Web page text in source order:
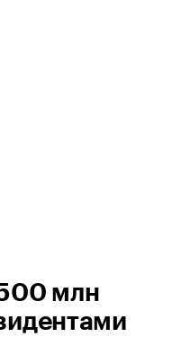
млн